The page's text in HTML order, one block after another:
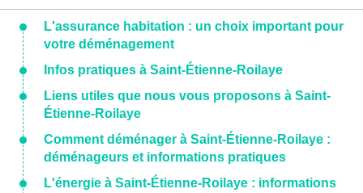
L'assurance habitation : un choix important pour
votre déménagement
Infos pratiques à Saint-Étienne-Roilaye
Liens utiles que nous vous proposons à Saint-
Étienne-Roilaye
Comment déménager à Saint-Étienne-Roilaye :
déménageurs et informations pratiques
L'énergie à Saint-Étienne-Roilaye : informations